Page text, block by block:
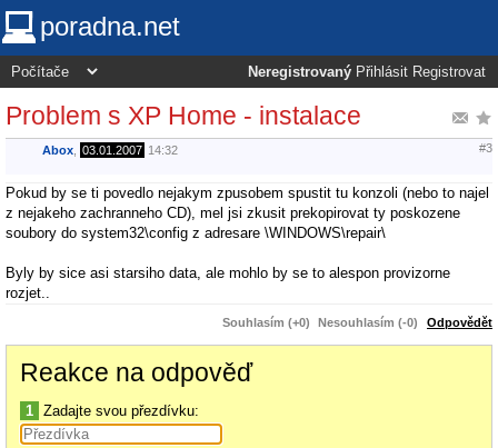
poradna.net
Neregistrovaný Přihlásit Registrovat
Problem s XP Home - instalace
Abox 03.01.2007 14:32 #3
Pokud by se ti povedlo nejakym zpusobem spustit tu konzoli (nebo to najel
z nejakeho zachranneho CD), mel jsi zkusit prekopirovat ty poskozene
soubory do system32\config z adresare \WINDOWS\repair\
Byly by sice asi starsiho data, ale mohlo by se to alespon provizorne
rozjet..
Souhlasím (+0) Nesouhlasím (-0) Odpovědět
Reakce na odpověď
1 Zadajte svou přezdívku: